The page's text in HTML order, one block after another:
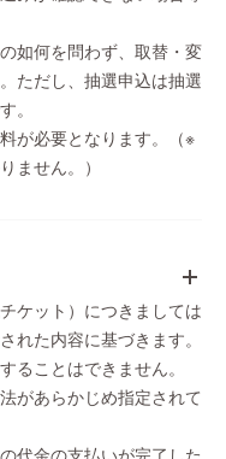
如何を問わず、取替・変
ただし、抽選申込は抽選
。
が必要となります。（※
ません。）
ケット）につきましては
れた内容に基づきます。
ることはできません。
があらかじめ指定されて
代金の支払いが完了した